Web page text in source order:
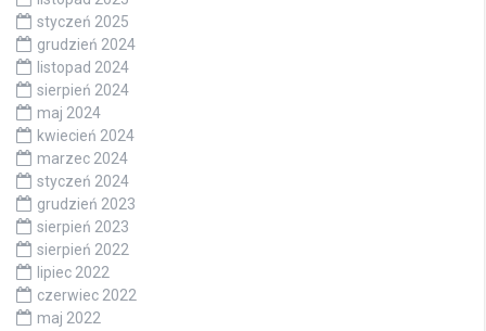
styczeń 2025
grudzień 2024
listopad 2024
sierpień 2024
maj 2024
kwiecień 2024
marzec 2024
styczeń 2024
grudzień 2023
sierpień 2023
sierpień 2022
lipiec 2022
czerwiec 2022
maj 2022